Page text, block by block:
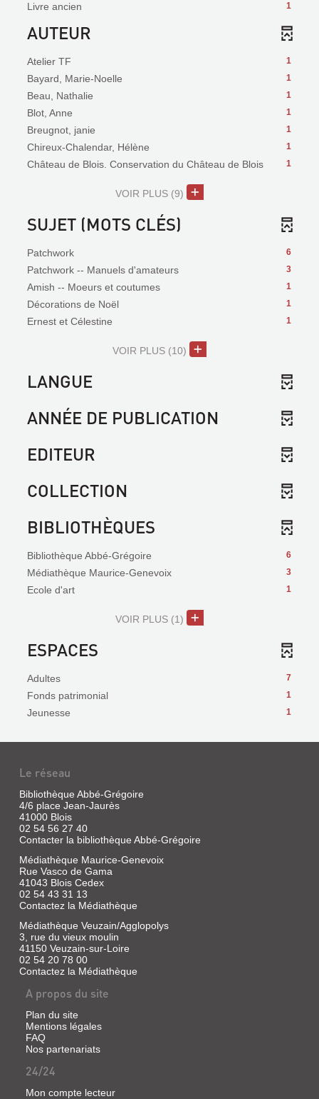
1
Livre ancien
AUTEUR
1
Atelier TF
1
Bayard, Marie-Noelle
1
Beau, Nathalie
1
Blot, Anne
1
Breugnot, janie
1
Chireux-Chalendar, Hélène
1
Château de Blois. Conservation du Château de Blois
VOIR PLUS (9)
SUJET (MOTS CLÉS)
6
Patchwork
3
Patchwork -- Manuels d'amateurs
1
Amish -- Moeurs et coutumes
1
Décorations de Noël
1
Ernest et Célestine
VOIR PLUS (10)
LANGUE
ANNÉE DE PUBLICATION
EDITEUR
COLLECTION
BIBLIOTHÈQUES
6
Bibliothèque Abbé-Grégoire
3
Médiathèque Maurice-Genevoix
1
Ecole d'art
VOIR PLUS (1)
ESPACES
7
Adultes
1
Fonds patrimonial
1
Jeunesse
Le réseau
Bibliothèque Abbé-Grégoire
4/6 place Jean-Jaurès
41000 Blois
02 54 56 27 40
Contacter la bibliothèque Abbé-Grégoire
Médiathèque Maurice-Genevoix
Rue Vasco de Gama
41043 Blois Cedex
02 54 43 31 13
Contactez la Médiathèque
Médiathèque Veuzain/Agglopolys
3, rue du vieux moulin
41150 Veuzain-sur-Loire
02 54 20 78 00
Contactez la Médiathèque
A propos du site
Plan du site
Mentions légales
FAQ
Nos partenariats
24/24
Mon compte lecteur